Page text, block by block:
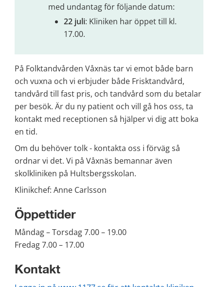
med undantag för följande datum:
22 juli: Kliniken har öppet till kl.
17.00.
På Folktandvården Våxnäs tar vi emot både barn
och vuxna och vi erbjuder både Frisktandvård,
tandvård till fast pris, och tandvård som du betalar
per besök. Är du ny patient och vill gå hos oss, ta
kontakt med receptionen så hjälper vi dig att boka
en tid.
Om du behöver tolk - kontakta oss i förväg så
ordnar vi det. Vi på Våxnäs bemannar även
skolkliniken på Hultsbergsskolan.
Klinikchef: Anne Carlsson
Öppettider
Måndag – Torsdag 7.00 – 19.00
Fredag 7.00 – 17.00
Kontakt